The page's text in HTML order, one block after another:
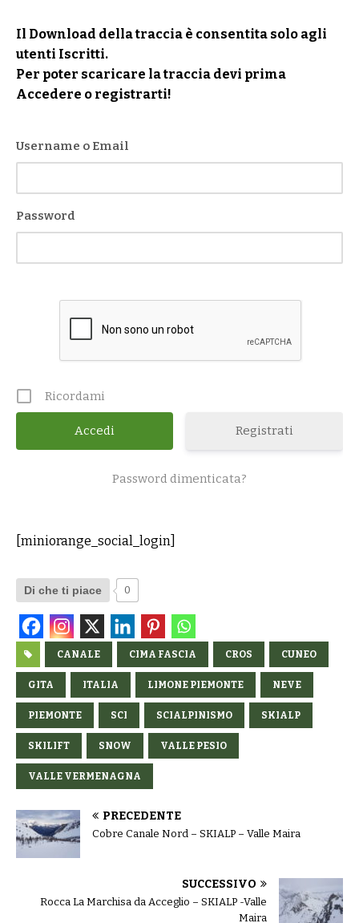
Il Download della traccia è consentita solo agli
utenti Iscritti.
Per poter scaricare la traccia devi prima
Accedere o registrarti!
Username o Email
Password
Ricordami
Registrati
Password dimenticata?
[miniorange_social_login]
Di che ti piace 0
CANALE CIMA FASCIA CROS CUNEO
GITA ITALIA LIMONE PIEMONTE NEVE
PIEMONTE SCI SCIALPINISMO SKIALP
SKILIFT SNOW VALLE PESIO
VALLE VERMENAGNA
PRECEDENTE
Cobre Canale Nord – SKIALP – Valle Maira
SUCCESSIVO
Rocca La Marchisa da Acceglio – SKIALP -Valle
Maira